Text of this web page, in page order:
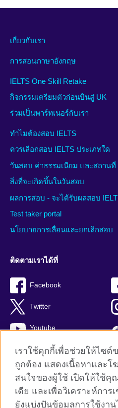
เกี่ยวกับเรา
การสอนภาษาอังกฤษ
IELTS One Skill Retake
กิจกรรมเตรียมตัวก่อนบินสู่ UK
ร่วมเป็นพาร์ทเนอร์กับเรา
ทำไมต้องสอบ IELTS
ควรเลือกสอบ IELTS ประเภทใด
วันสอบ ค่าธรรมเนียม และสถานที่
สิ่งที่จะเกิดขึ้นในวันสอบ
ผลการสอบ - จะได้รับผลสอบ
Test taker portal
นโยบายการเลื่อนและยกเลิกสอบ
ติดตามเราได้ที่
Facebook
Twitter
Youtube
British Council global
Privacy and terms
Terms and conditions of sale
เราใช้คุกกี้เพื่อช่วยให้ไซต์
ถูกต้อง แสดงเนื้อหาและ
สนใจของผู้ใช้ เปิดให้ใช้คุ
เดีย และเพื่อวิเคราะห์การ
ยังแบ่งปันข้อมูลการใช้งา